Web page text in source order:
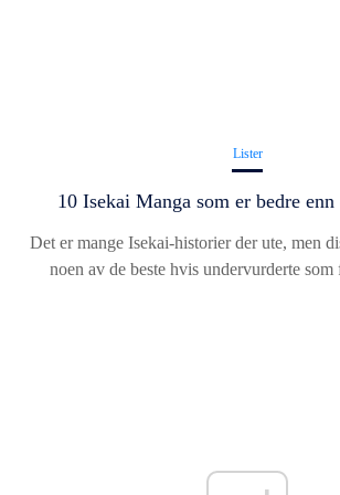
Lister
10 Isekai Manga som er bedre
Det er mange Isekai-historier der ute, men
noen av de beste hvis undervurderte som